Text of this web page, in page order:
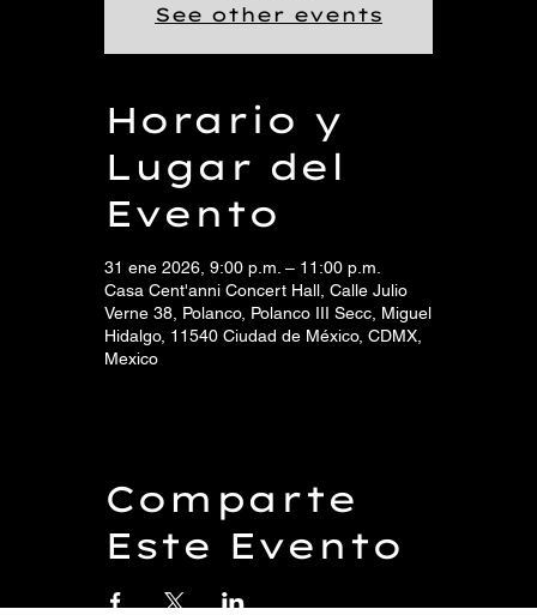
See other events
Horario y
Lugar del
Evento
31 ene 2026, 9:00 p.m. – 11:00 p.m.
Casa Cent'anni Concert Hall, Calle Julio
Verne 38, Polanco, Polanco III Secc, Miguel
Hidalgo, 11540 Ciudad de México, CDMX,
Mexico
Comparte
Este Evento